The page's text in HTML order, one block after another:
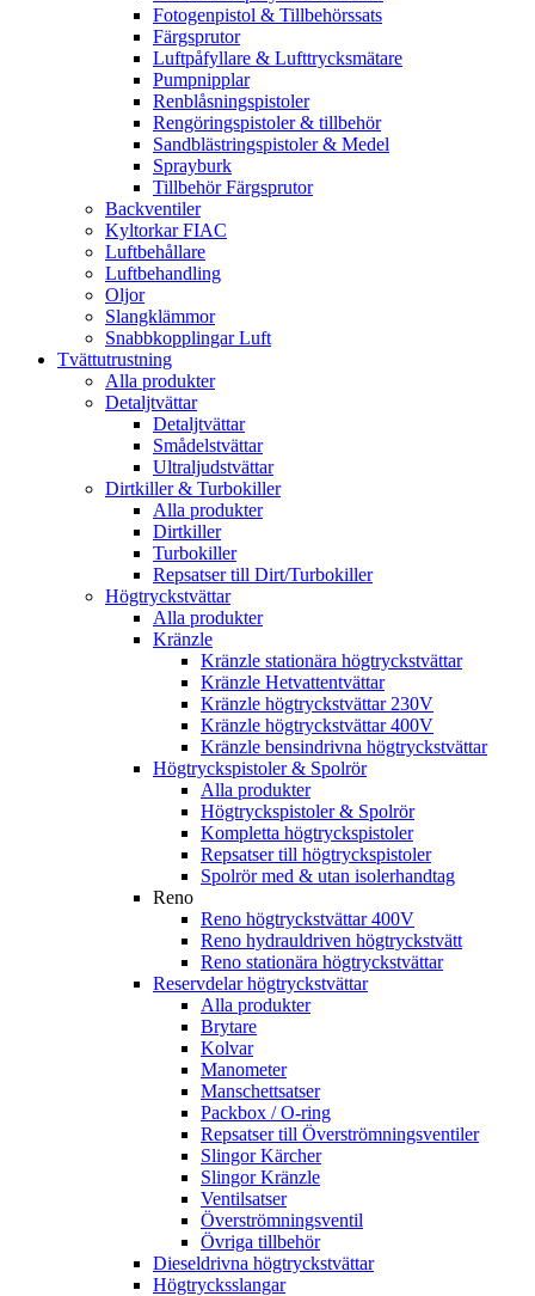
Fotogenpistol & Tillbehörssats
Färgsprutor
Luftpåfyllare & Lufttrycksmätare
Pumpnipplar
Renblåsningspistoler
Rengöringspistoler & tillbehör
Sandblästringspistoler & Medel
Sprayburk
Tillbehör Färgsprutor
Backventiler
Kyltorkar FIAC
Luftbehållare
Luftbehandling
Oljor
Slangklämmor
Snabbkopplingar Luft
Tvättutrustning
Alla produkter
Detaljtvättar
Detaljtvättar
Smådelstvättar
Ultraljudstvättar
Dirtkiller & Turbokiller
Alla produkter
Dirtkiller
Turbokiller
Repsatser till Dirt/Turbokiller
Högtryckstvättar
Alla produkter
Kränzle
Kränzle stationära högtryckstvättar
Kränzle Hetvattentvättar
Kränzle högtryckstvättar 230V
Kränzle högtryckstvättar 400V
Kränzle bensindrivna högtryckstvättar
Högtryckspistoler & Spolrör
Alla produkter
Högtryckspistoler & Spolrör
Kompletta högtryckspistoler
Repsatser till högtryckspistoler
Spolrör med & utan isolerhandtag
Reno
Reno högtryckstvättar 400V
Reno hydrauldriven högtryckstvätt
Reno stationära högtryckstvättar
Reservdelar högtryckstvättar
Alla produkter
Brytare
Kolvar
Manometer
Manschettsatser
Packbox / O-ring
Repsatser till Överströmningsventiler
Slingor Kärcher
Slingor Kränzle
Ventilsatser
Överströmningsventil
Övriga tillbehör
Dieseldrivna högtryckstvättar
Högtrycksslangar